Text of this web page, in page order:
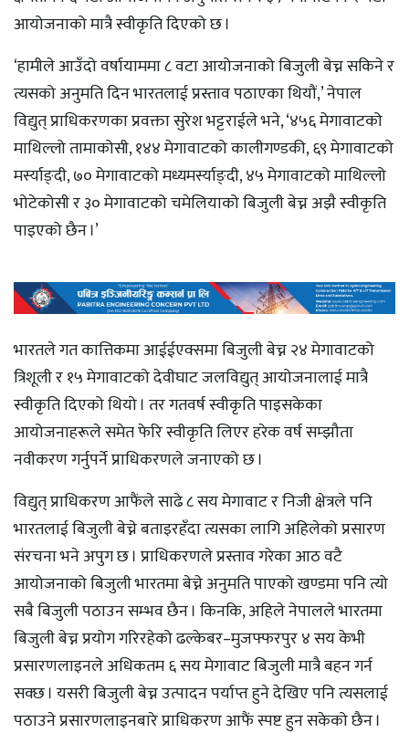
आयोजनाको मात्रै स्वीकृति दिएको छ ।
‘हामीले आउँदो वर्षायाममा ८ वटा आयोजनाको बिजुली बेच्न सकिने र
त्यसको अनुमति दिन भारतलाई प्रस्ताव पठाएका थियौं,’ नेपाल
विद्युत् प्राधिकरणका प्रवक्ता सुरेश भट्टराईले भने, ‘४५६ मेगावाटको
माथिल्लो तामाकोसी, १४४ मेगावाटको कालीगण्डकी, ६९ मेगावाटको
मर्स्याङ्दी, ७० मेगावाटको मध्यमर्स्याङ्दी, ४५ मेगावाटको माथिल्लो
भोटेकोसी र ३० मेगावाटको चमेलियाको बिजुली बेच्न अझै स्वीकृति
पाइएको छैन ।’
भारतले गत कात्तिकमा आईईएक्समा बिजुली बेच्न २४ मेगावाटको
त्रिशूली र १५ मेगावाटको देवीघाट जलविद्युत् आयोजनालाई मात्रै
स्वीकृति दिएको थियो । तर गतवर्ष स्वीकृति पाइसकेका
आयोजनाहरूले समेत फेरि स्वीकृति लिएर हरेक वर्ष सम्झौता
नवीकरण गर्नुपर्ने प्राधिकरणले जनाएको छ ।
विद्युत् प्राधिकरण आफैंले साढे ८ सय मेगावाट र निजी क्षेत्रले पनि
भारतलाई बिजुली बेच्ने बताइरहँदा त्यसका लागि अहिलेको प्रसारण
संरचना भने अपुग छ । प्राधिकरणले प्रस्ताव गरेका आठ वटै
आयोजनाको बिजुली भारतमा बेच्ने अनुमति पाएको खण्डमा पनि त्यो
सबै बिजुली पठाउन सम्भव छैन । किनकि, अहिले नेपालले भारतमा
बिजुली बेच्न प्रयोग गरिरहेको ढल्केबर–मुजफ्फरपुर ४ सय केभी
प्रसारणलाइनले अधिकतम ६ सय मेगावाट बिजुली मात्रै बहन गर्न
सक्छ । यसरी बिजुली बेच्न उत्पादन पर्याप्त हुने देखिए पनि त्यसलाई
पठाउने प्रसारणलाइनबारे प्राधिकरण आफैं स्पष्ट हुन सकेको छैन ।